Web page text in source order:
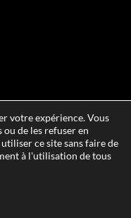
votre expérience. Vous
de les refuser en
ce site sans faire de
à l'utilisation de tous